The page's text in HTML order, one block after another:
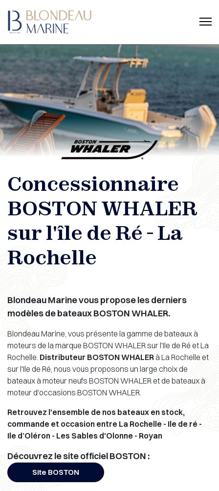
Concessionnaire
BOSTON WHALER
sur l'île de Ré - La
Rochelle
Blondeau Marine vous propose les derniers
modèles de bateaux BOSTON WHALER.
Blondeau Marine, vous présente la gamme de bateaux à
moteurs de la marque BOSTON WHALER sur l'Ile de Ré et La
Rochelle. Distributeur BOSTON WHALER à La Rochelle et
sur l'Ile de Ré, nous vous proposons un large choix de
bateaux à moteur neufs BOSTON WHALER et de bateaux à
moteur d'occasions BOSTON WHALER.
Retrouvez l'ensemble de nos bateaux en stock,
commande et occasion entre La Rochelle - Ile de ré -
Ile d’Oléron - Les Sables d'Olonne - Royan
Découvrez le site officiel BOSTON :
Site BOSTON